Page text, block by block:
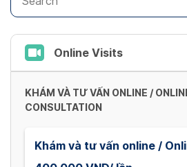
the
keyboard
shortcuts
for
changing
dates.
Online Visits
KHÁM VÀ TƯ VẤN ONLINE /
CONSULTATION
Khám và tư vấn online /